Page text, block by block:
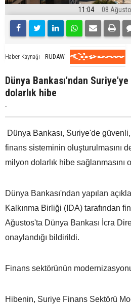
11:04 08
Haber Kaynağı RUDAW
Dünya Bankası'ndan
dolarlık hibe
.
Dünya Bankası, Suriye'de
finans sisteminin oluşturulmasını
milyon dolarlık hibe sağlanmasını
Dünya Bankası'ndan yapılan
Kalkınma Birliği (IDA) tarafından
Ağustos'ta Dünya Bankası İcra
onaylandığı bildirildi.
Finans sektörünün
Hibenin, Suriye Finans Sektörü